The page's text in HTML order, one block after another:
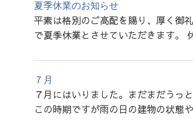
夏季休業のお知らせ
平素は格別のご高配を賜り、厚く御
で夏季休業とさせていただきます。
７月
７月にはいりました。まだまだうっ
この時期ですが雨の日の建物の状態